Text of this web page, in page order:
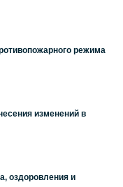
режима
изменений в
оздоровления и